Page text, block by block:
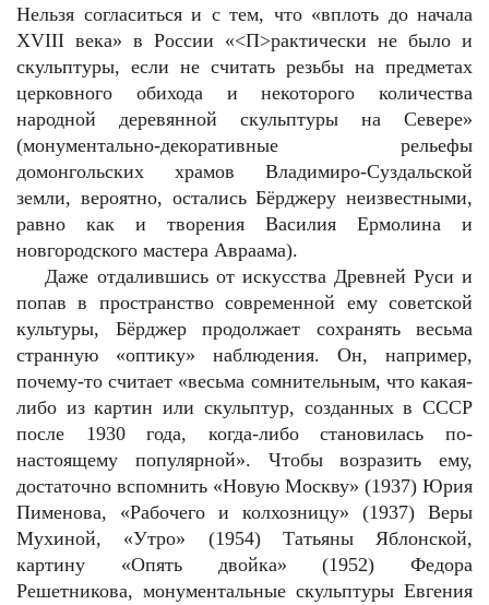
Нельзя согласиться и с тем, что «вплоть до начала
XVIII века» в России «<П>рактически не было и
скульптуры, если не считать резьбы на предметах
церковного обихода и некоторого количества
народной деревянной скульптуры на Севере»
(монументально-декоративные рельефы
домонгольских храмов Владимиро-Суздальской
земли, вероятно, остались Бёрджеру неизвестными,
равно как и творения Василия Ермолина и
новгородского мастера Авраама).
Даже отдалившись от искусства Древней Руси и
попав в пространство современной ему советской
культуры, Бёрджер продолжает сохранять весьма
странную «оптику» наблюдения. Он, например,
почему-то считает «весьма сомнительным, что какая-
либо из картин или скульптур, созданных в СССР
после 1930 года, когда-либо становилась по-
настоящему популярной». Чтобы возразить ему,
достаточно вспомнить «Новую Москву» (1937) Юрия
Пименова, «Рабочего и колхозницу» (1937) Веры
Мухиной, «Утро» (1954) Татьяны Яблонской,
картину «Опять двойка» (1952) Федора
Решетникова, монументальные скульптуры Евгения